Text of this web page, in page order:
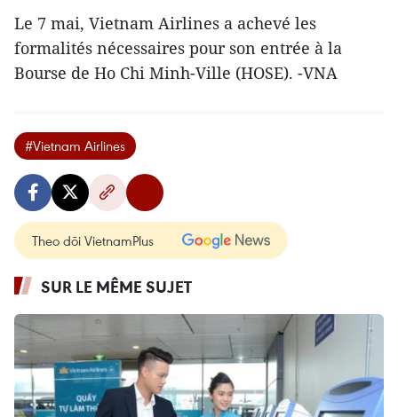
Le 7 mai, Vietnam Airlines a achevé les
formalités nécessaires pour son entrée à la
Bourse de Ho Chi Minh-Ville (HOSE). -VNA
#Vietnam Airlines
Theo dõi VietnamPlus
SUR LE MÊME SUJET